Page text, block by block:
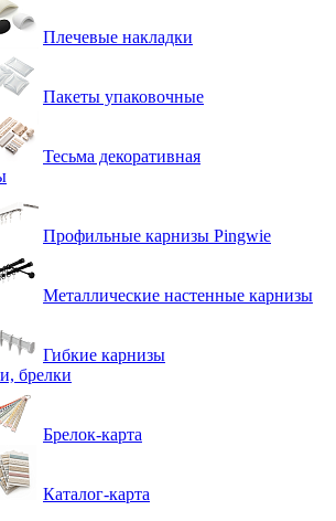
Плечевые накладки
Пакеты упаковочные
Тесьма декоративная
Профильные карнизы Pingwie
Металлические настенные карнизы
Гибкие карнизы
брелки
Брелок-карта
Каталог-карта